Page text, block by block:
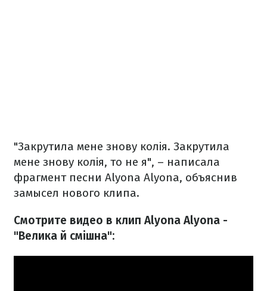
"Закрутила мене знову колія. Закрутила
мене знову колія, то не я", – написала
фрагмент песни Alyona Alyona, объяснив
замысел нового клипа.
Смотрите видео в клип Alyona Alyona -
"Велика й смішна":